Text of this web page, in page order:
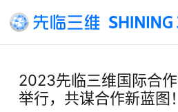
公司
2023先临三维国际合
举行，共谋合作新蓝图！